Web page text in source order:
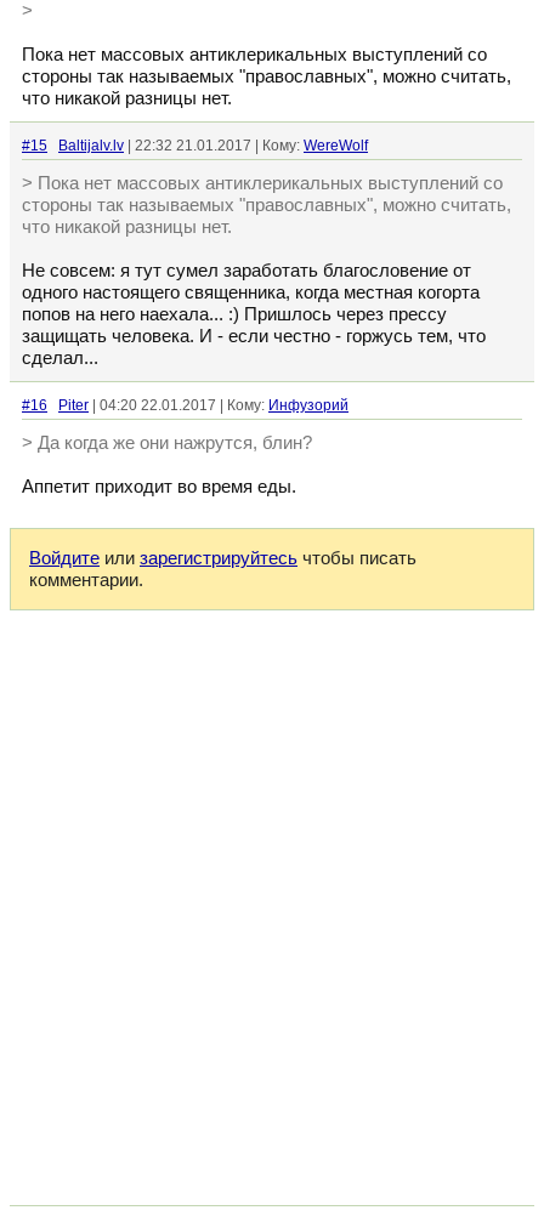
>
Пока нет массовых антиклерикальных выступлений со
стороны так называемых "православных", можно считать,
что никакой разницы нет.
#15 Baltijalv.lv | 22:32 21.01.2017 | Кому: WereWolf
> Пока нет массовых антиклерикальных выступлений со
стороны так называемых "православных", можно считать,
что никакой разницы нет.
Не совсем: я тут сумел заработать благословение от
одного настоящего священника, когда местная когорта
попов на него наехала... :) Пришлось через прессу
защищать человека. И - если честно - горжусь тем, что
сделал...
#16 Piter | 04:20 22.01.2017 | Кому: Инфузорий
> Да когда же они нажрутся, блин?
Аппетит приходит во время еды.
Войдите или зарегистрируйтесь чтобы писать
комментарии.